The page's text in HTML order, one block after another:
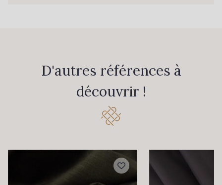
D'autres références à
découvrir !